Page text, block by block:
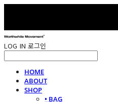
LOG IN 로그인
HOME
ABOUT
SHOP
• BAG